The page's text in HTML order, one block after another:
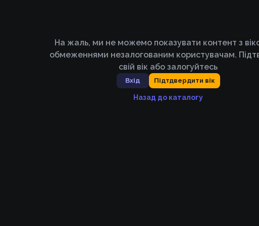
На жаль, ми не можемо показувати контент з
обмеженнями незалогованим користувачам.
свій вік або залогуйтесь
Вхід Підтдвердити вік
Назад до каталогу